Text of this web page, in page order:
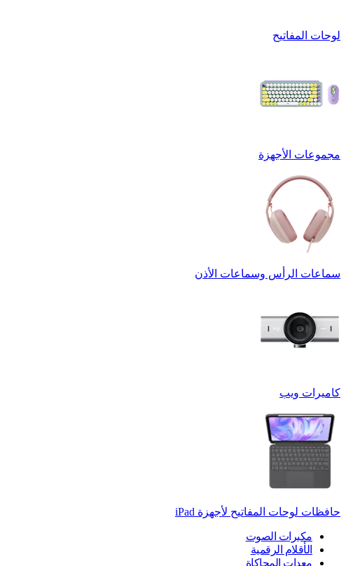
لوحات المفاتيح
مجموعات الأجهزة
سماعات الرأس وسماعات الأذن
كاميرات ويب
حافظات لوحات المفاتيح لأجهزة ‏iPad
مكبرات الصوت
الأقلام الرقمية
معدات المحاكاة